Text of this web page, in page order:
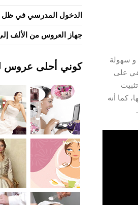
و سهولة
على
كما أنه
الدخول المدرسي في ظل
جهاز العروس من الألف إلى
كوني أحلى عروس